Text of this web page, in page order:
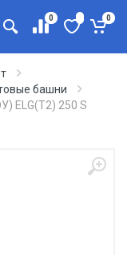
0 0
башни
ELG(T2) 250 S